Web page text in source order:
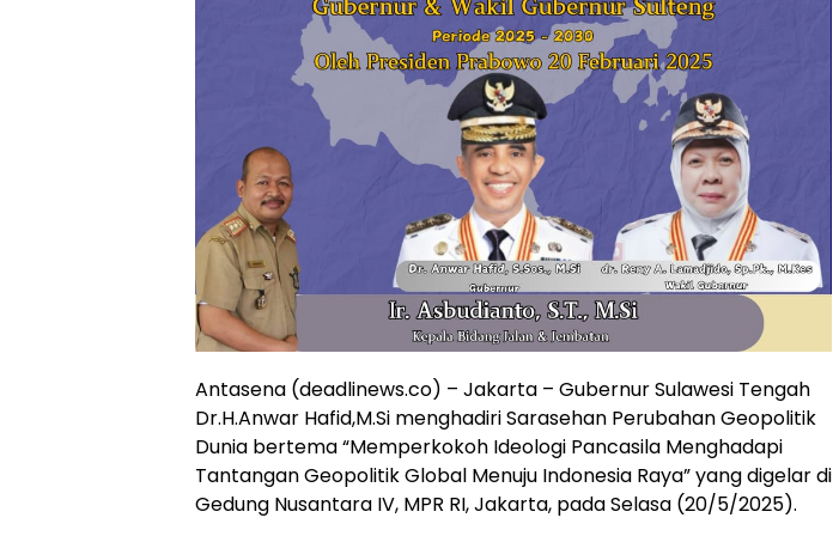
Antasena (deadlinews.co) – Jakarta – Gubernur Sulawesi Tengah
Dr.H.Anwar Hafid,M.Si menghadiri Sarasehan Perubahan Geopolitik
Dunia bertema “Memperkokoh Ideologi Pancasila Menghadapi
Tantangan Geopolitik Global Menuju Indonesia Raya” yang digelar di
Gedung Nusantara IV, MPR RI, Jakarta, pada Selasa (20/5/2025).